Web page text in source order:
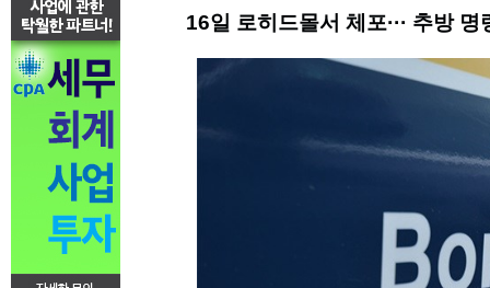
16일 로히드몰서 체포··· 추방